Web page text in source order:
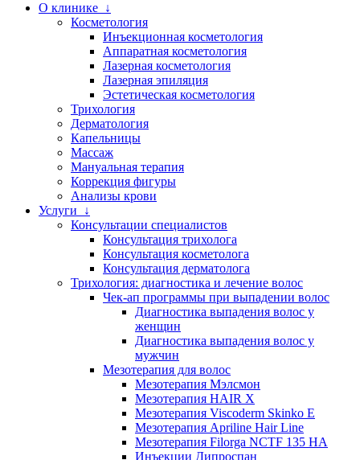
О клинике ↓
Косметология
Инъекционная косметология
Аппаратная косметология
Лазерная косметология
Лазерная эпиляция
Эстетическая косметология
Трихология
Дерматология
Капельницы
Массаж
Мануальная терапия
Коррекция фигуры
Анализы крови
Услуги ↓
Консультации специалистов
Консультация трихолога
Консультация косметолога
Консультация дерматолога
Трихология: диагностика и лечение волос
Чек-ап программы при выпадении волос
Диагностика выпадения волос у
женщин
Диагностика выпадения волос у
мужчин
Мезотерапия для волос
Мезотерапия Мэлсмон
Мезотерапия HAIR X
Мезотерапия Viscoderm Skinko E
Мезотерапия Apriline Hair Line
Мезотерапия Filorga NCTF 135 HA
Инъекции Дипроспан